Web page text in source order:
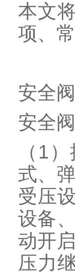
本文
项、
安全
安全
（1
式、
受压
设备
动开
压力